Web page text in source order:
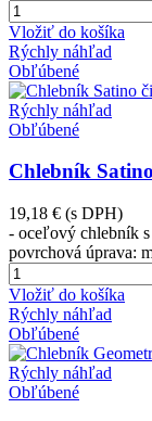
Vložiť do košíka
Rýchly náhľad
Obľúbené
Rýchly náhľad
Obľúbené
Chlebník
19,18 € (s DPH)
- oceľový chlebník s
povrchová úprava:
Vložiť do košíka
Rýchly náhľad
Obľúbené
Rýchly náhľad
Obľúbené